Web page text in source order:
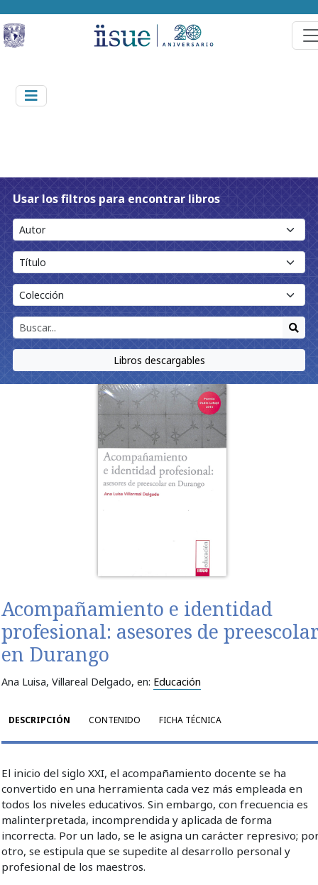
Usar los filtros para encontrar libros
Libros descargables
Acompañamiento e identidad
profesional: asesores de
en Durango
Ana Luisa, Villareal Delgado, en: Educación
DESCRIPCIÓN CONTENIDO FICHA TÉCNICA
El inicio del siglo XXI, el acompañamiento docente se ha
convertido en una herramienta cada vez más empleada en
todos los niveles educativos. Sin embargo, con frecuencia es
malinterpretada, incomprendida y aplicada de forma
incorrecta. Por un lado, se le asigna un carácter represivo;
otro, se estipula que se supedite al desarrollo personal y
profesional de los maestros.